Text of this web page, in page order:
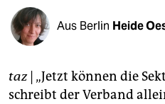
veranstaltungen
shop
unterstützen
Aus Berlin Heide
taz| „Jetzt können die
schreibt der Verband